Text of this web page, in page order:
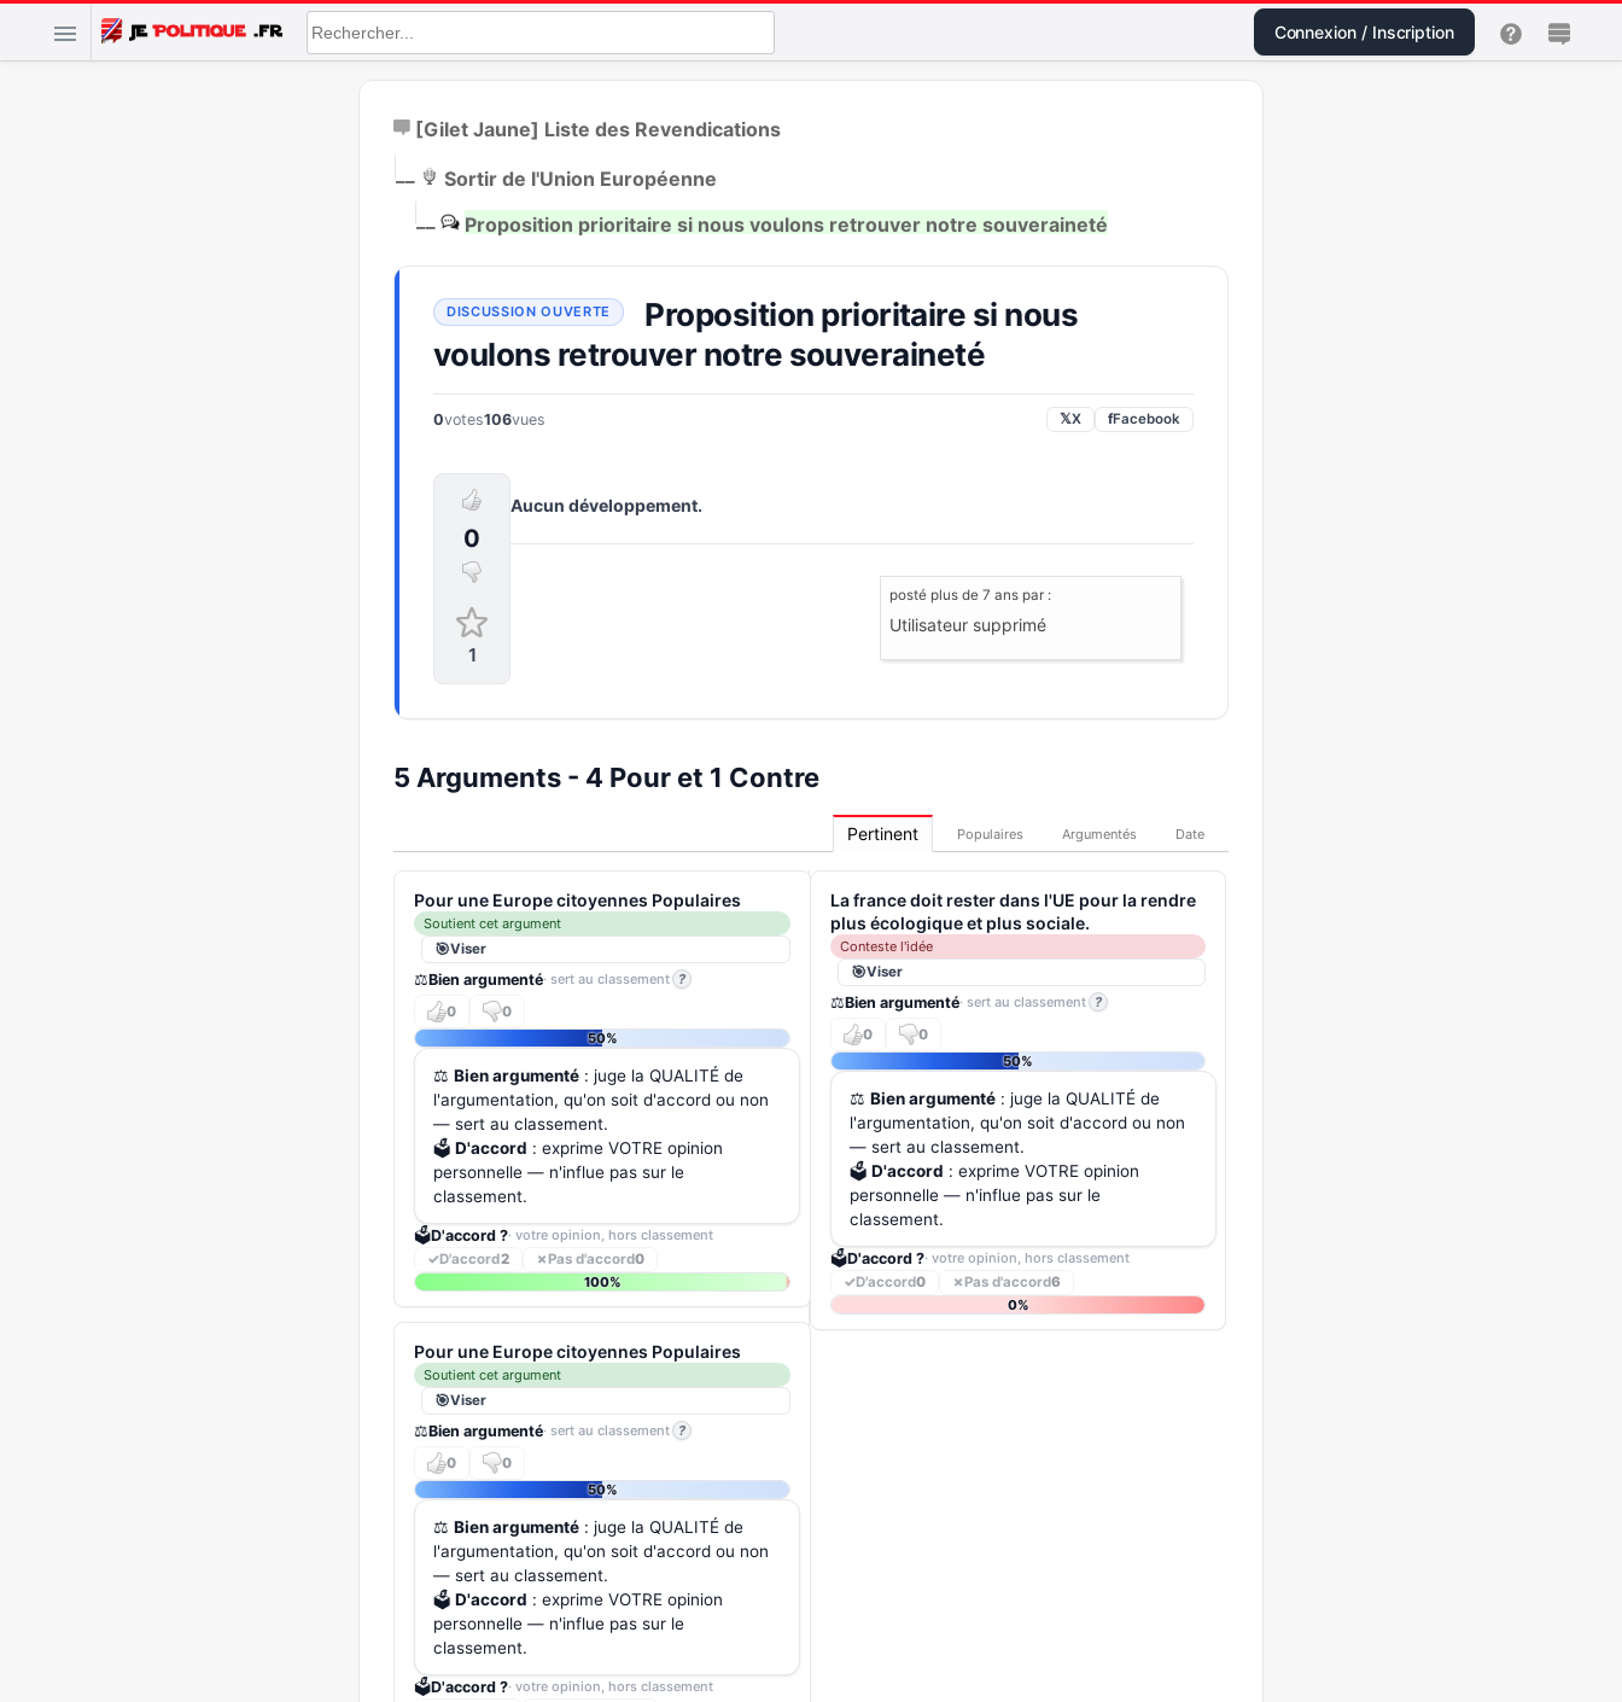
Connexion / Inscription
[Gilet Jaune] Liste des Revendications
Sortir de l'Union Européenne
Proposition prioritaire si nous voulons retrouver notre souveraineté
Proposition prioritaire si nous
voulons retrouver notre souveraineté
0votes106vues 𝕏X fFacebook
0
1
Aucun développement.
posté plus de 7 ans par :
Utilisateur supprimé
5 Arguments - 4 Pour et 1 Contre
Pertinent Populaires Argumentés Date
Pour une Europe citoyennes Populaires
Soutient cet argument
Viser
⚖️Bien argumenté· sert au classement ?
0
0
50%
⚖️ Bien argumenté : juge la QUALITÉ de
l'argumentation, qu'on soit d'accord ou non
— sert au classement.
🗳️ D'accord : exprime VOTRE opinion
personnelle — n'influe pas sur le
classement.
🗳️D'accord ?· votre opinion, hors classement
✓D'accord2 ✗ Pas d'accord0
100%
Pour une Europe citoyennes Populaires
Soutient cet argument
Viser
⚖️Bien argumenté· sert au classement ?
0
0
50%
⚖️ Bien argumenté : juge la QUALITÉ de
l'argumentation, qu'on soit d'accord ou non
— sert au classement.
🗳️ D'accord : exprime VOTRE opinion
personnelle — n'influe pas sur le
classement.
🗳️D'accord ?· votre opinion, hors classement
La france doit rester dans l'UE pour la rendre
plus écologique et plus sociale.
Conteste l'idée
Viser
⚖️Bien argumenté· sert au classement ?
0
0
50%
⚖️ Bien argumenté : juge la QUALITÉ de
l'argumentation, qu'on soit d'accord ou non
— sert au classement.
🗳️ D'accord : exprime VOTRE opinion
personnelle — n'influe pas sur le
classement.
🗳️D'accord ?· votre opinion, hors classement
✓D'accord0 ✗ Pas d'accord6
0%